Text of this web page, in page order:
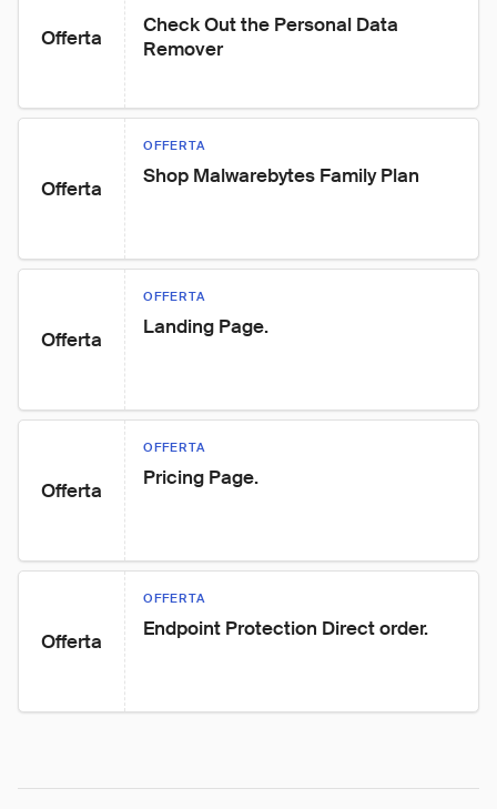
Offerta
Check Out the Personal Data
Remover
Offerta
OFFERTA
Shop Malwarebytes Family Plan
Offerta
OFFERTA
Landing Page.
Offerta
OFFERTA
Pricing Page.
Offerta
OFFERTA
Endpoint Protection Direct order.